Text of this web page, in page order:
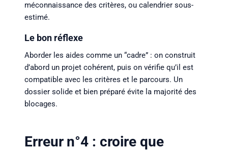
méconnaissance des critères, ou calendrier sous-
estimé.
Le bon réflexe
Aborder les aides comme un “cadre” : on construit
d’abord un projet cohérent, puis on vérifie qu’il est
compatible avec les critères et le parcours. Un
dossier solide et bien préparé évite la majorité des
blocages.
Erreur n°4 : croire que